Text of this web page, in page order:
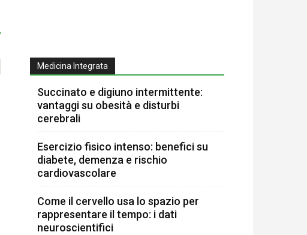
Medicina Integrata
Succinato e digiuno intermittente:
vantaggi su obesità e disturbi
cerebrali
Esercizio fisico intenso: benefici su
diabete, demenza e rischio
cardiovascolare
Come il cervello usa lo spazio per
rappresentare il tempo: i dati
neuroscientifici